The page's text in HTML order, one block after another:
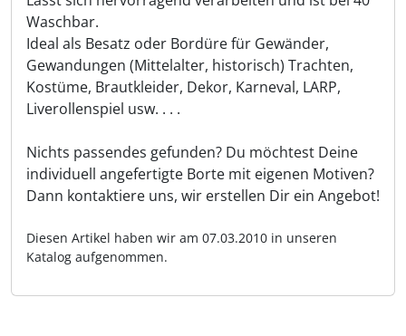
Waschbar.
Ideal als Besatz oder Bordüre für Gewänder,
Gewandungen (Mittelalter, historisch) Trachten,
Kostüme, Brautkleider, Dekor, Karneval, LARP,
Liverollenspiel usw. . . .
Nichts passendes gefunden? Du möchtest Deine
individuell angefertigte Borte mit eigenen Motiven?
Dann kontaktiere uns, wir erstellen Dir ein Angebot!
Diesen Artikel haben wir am 07.03.2010 in unseren
Katalog aufgenommen.